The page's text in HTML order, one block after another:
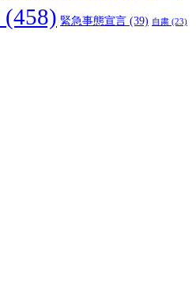
(458) 緊急事態宣言 (39) 自粛 (23)